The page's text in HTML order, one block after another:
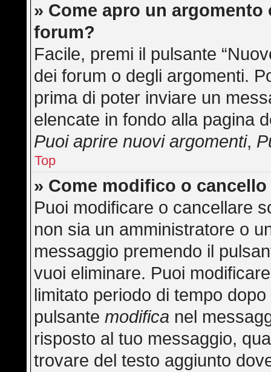
» Come apro un
forum?
Facile, premi il pulsante
dei forum o degli argomenti.
prima di poter inviare un
elencate in fondo alla pagina
Puoi aprire nuovi argomenti,
Top
» Come modifico o
Puoi modificare o cancellare
non sia un amministratore o
messaggio premendo il
vuoi eliminare. Puoi
limitato periodo di tempo
pulsantemodifica nel
risposto al tuo messaggio,
trovare del testo aggiunto